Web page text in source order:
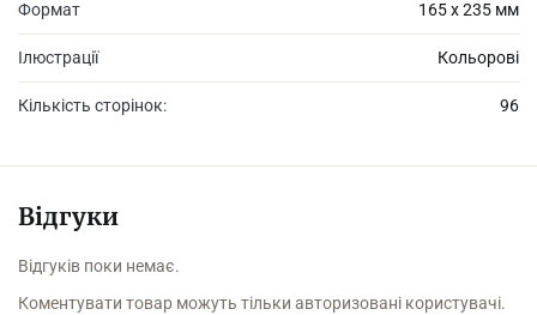
Формат 165 х 235 мм
Ілюстрації Кольорові
Кількість сторінок: 96
Відгуки
Відгуків поки немає.
Коментувати товар можуть тільки авторизовані користувачі.